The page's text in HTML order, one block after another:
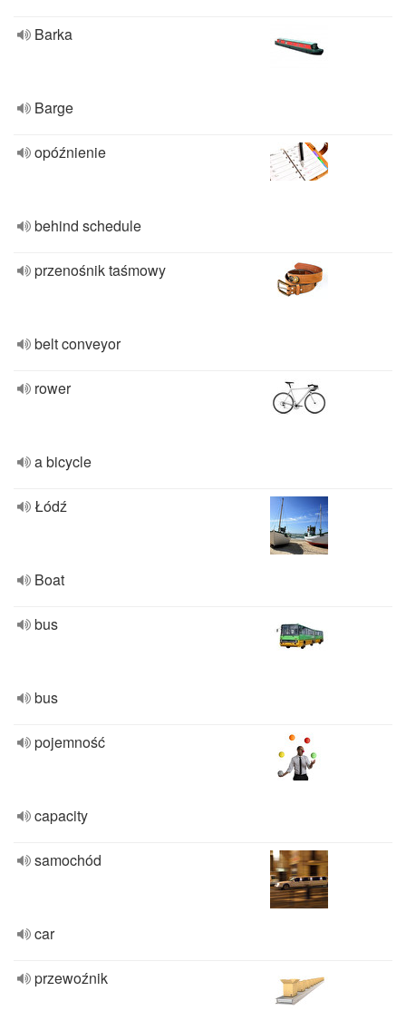
Barka
Barge
opóźnienie
behind schedule
przenośnik taśmowy
belt conveyor
rower
a bicycle
Łódź
Boat
bus
bus
pojemność
capacity
samochód
car
przewoźnik